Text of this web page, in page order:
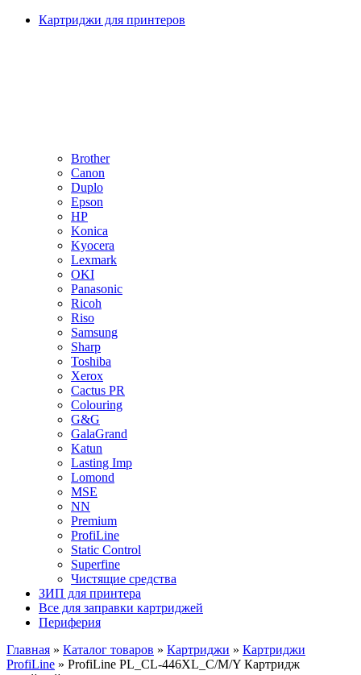
Картриджи для принтеров
Brother
Canon
Duplo
Epson
HP
Konica
Kyocera
Lexmark
OKI
Panasonic
Ricoh
Riso
Samsung
Sharp
Toshiba
Xerox
Cactus PR
Colouring
G&G
GalaGrand
Katun
Lasting Imp
Lomond
MSE
NN
Premium
ProfiLine
Static Control
Superfine
Чистящие средства
ЗИП для принтера
Все для заправки картриджей
Периферия
Главная » Каталог товаров » Картриджи » Картриджи
ProfiLine » ProfiLine PL_CL-446XL_C/M/Y Картридж